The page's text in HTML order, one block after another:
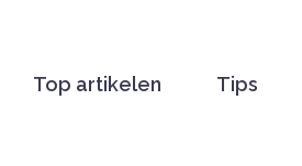
Top artikelen Tips